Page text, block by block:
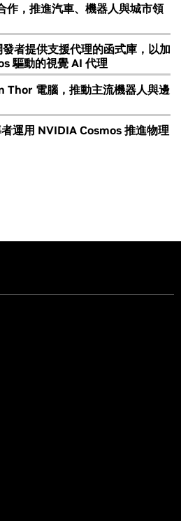
作，推進汽車、機器人與城市領
者提供支援代理的函式庫，以加
驅動的視覺 AI 代理
Thor 電腦，推動主流機器人與邊
運用 NVIDIA Cosmos 推進物理